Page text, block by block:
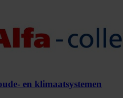
en klimaatsystemen